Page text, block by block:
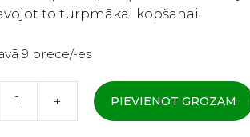
to turpmākai kopšanai.
9 prece/-es
+ PIEVIENOT GROZAM